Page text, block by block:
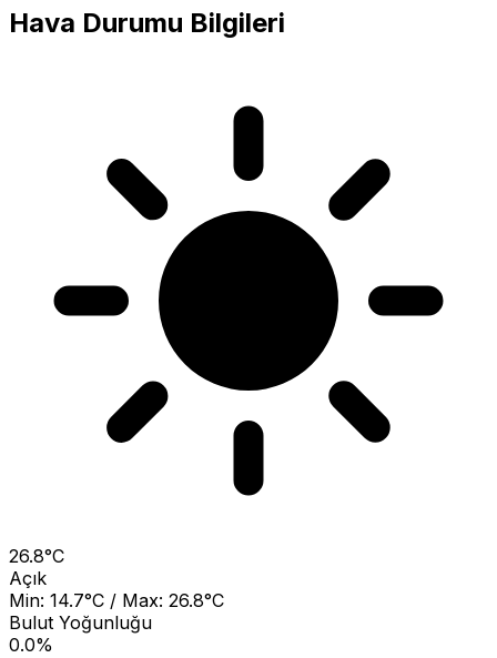
Hava Durumu Bilgileri
26.8°C
Açık
Min: 14.7°C / Max: 26.8°C
Bulut Yoğunluğu
0.0%